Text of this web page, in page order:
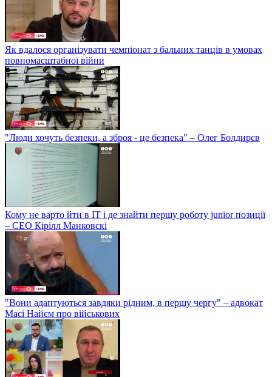
Як вдалося організувати чемпіонат з бальних танців в умовах
повномасштабної війни
"Люди хочуть безпеки, а зброя - це безпека" – Олег Болдирєв
Кому не варто йти в IT і де знайти першу роботу junior позиції
– СЕО Кірілл Манковскі
"Вони адаптуються завдяки рідним, в першу чергу" – адвокат
Масі Найєм про військових